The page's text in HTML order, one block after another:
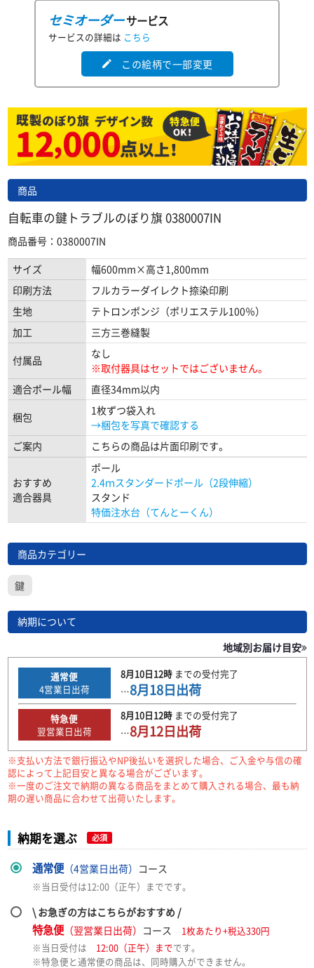
セミオーダーサービス
サービスの詳細は こちら
edit この絵柄で一部変更
商品
自転車の鍵トラブルのぼり旗 0380007IN
商品番号：0380007IN
サイズ
幅600mm×高さ1,800mm
印刷方法
フルカラーダイレクト捺染印刷
生地
テトロンポンジ（ポリエステル100％）
加工
三方三巻縫製
付属品
なし
※取付器具はセットではございません。
適合ポール幅
直径34mm以内
梱包
1枚ずつ袋入れ
→梱包を写真で確認する
ご案内
こちらの商品は片面印刷です。
おすすめ
適合器具
ポール
2.4ｍスタンダードポール（2段伸縮）
スタンド
特価注水台（てんとーくん）
商品カテゴリー
鍵
納期について
地域別お届け目安
通常便
4営業日出荷
8月10日12時までの受付完了
…8月18日出荷
特急便
翌営業日出荷
8月10日12時までの受付完了
…8月12日出荷
※支払い方法で銀行振込やNP後払いを選択した場合、ご入金や与信の確
認によって上記目安と異なる場合がございます。
※一度のご注文で納期の異なる商品をまとめて購入される場合、最も納
期の遅い商品に合わせて出荷いたします。
納期を選ぶ 必須
通常便（4営業日出荷） コース
※当日受付は12:00（正午）までです。
\ お急ぎの方はこちらがおすすめ /
特急便（翌営業日出荷） コース
1枚あたり+税込330円
※当日受付は 12:00（正午）までです。
※特急便と通常便の商品は、同時購入ができません。